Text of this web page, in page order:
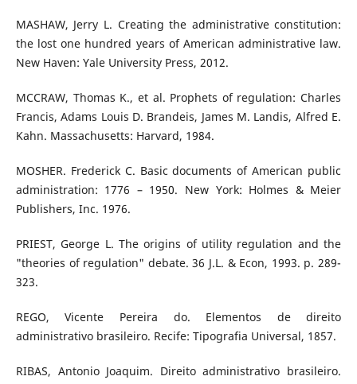
MASHAW, Jerry L. Creating the administrative constitution:
the lost one hundred years of American administrative law.
New Haven: Yale University Press, 2012.
MCCRAW, Thomas K., et al. Prophets of regulation: Charles
Francis, Adams Louis D. Brandeis, James M. Landis, Alfred E.
Kahn. Massachusetts: Harvard, 1984.
MOSHER. Frederick C. Basic documents of American public
administration: 1776 – 1950. New York: Holmes & Meier
Publishers, Inc. 1976.
PRIEST, George L. The origins of utility regulation and the
"theories of regulation" debate. 36 J.L. & Econ, 1993. p. 289-
323.
REGO, Vicente Pereira do. Elementos de direito
administrativo brasileiro. Recife: Tipografia Universal, 1857.
RIBAS, Antonio Joaquim. Direito administrativo brasileiro.